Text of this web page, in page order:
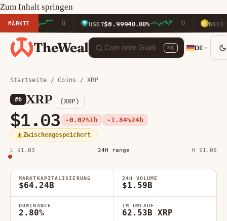
Zum Inhalt springen
MÄRKTE USDT $0.99940.00% BNB $591.91
TheWeal ⌘K DE
Startseite /Coins / XRP
#6 XRP (XRP)
$1.03 -0.02%1h -1.84%24h
Zwischengespeichert
L $1.03 24H range H $1.06
MARKTKAPITALISIERUNG
$64.24B
24H VOLUME
$1.59B
DOMINANCE
2.80%
IM UMLAUF
62.53B XRP